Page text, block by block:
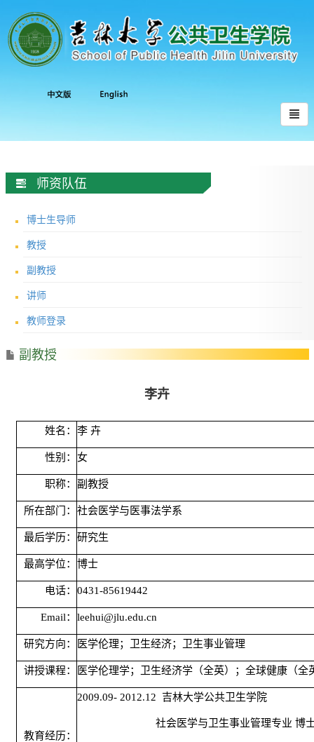
师资队伍
博士生导师
教授
副教授
讲师
教师登录
副教授
李卉
姓名： 李 卉
性别： 女
职称： 副教授
所在部门： 社会医学与医事法学系
最后学历： 研究生
最高学位： 博士
电话： 0431-85619442
Email： leehui@jlu.edu.cn
研究方向： 医学伦理；卫生经济；卫生事业管理
讲授课程： 医学伦理学；卫生经济学（全英）；全球健康（全
教育经历：
2009.09- 2012.12 吉林大学公共卫生学院
社会医学与卫生事业管理专业 博